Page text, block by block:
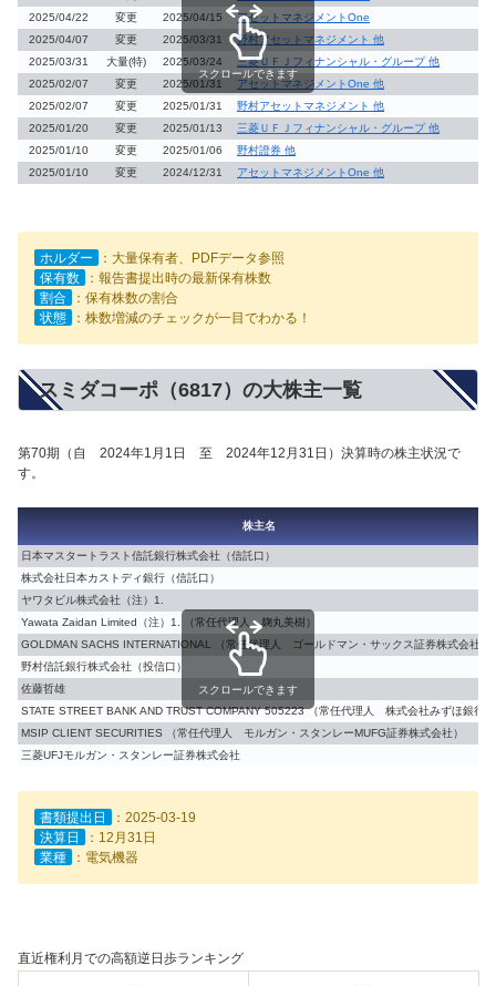
2025/04/22
変更 2025/04/15
アセットマネジメントOne
2025/04/07
変更 2025/03/31
野村アセットマネジメント 他
2025/03/31
大量(特) 2025/03/24
三菱ＵＦＪフィナンシャル・グループ 他
2025/02/07
変更 2025/01/31
アセットマネジメントOne 他
2025/02/07
変更 2025/01/31
野村アセットマネジメント 他
2025/01/20
変更 2025/01/13
三菱ＵＦＪフィナンシャル・グループ 他
2025/01/10
変更 2025/01/06
野村證券 他
2025/01/10
変更 2024/12/31 アセットマネジメントOne 他
スクロールできます
ホルダー
：大量保有者、PDFデータ参照
保有数
：報告書提出時の最新保有株数
割合
：保有株数の割合
状態
：株数増減のチェックが一目でわかる！
スミダコーポ（6817）の大株主一覧
第70期（自 2024年1月1日 至 2024年12月31日）決算時の株主状況で
す。
株主名
日本マスタートラスト信託銀行株式会社（信託口）
株式会社日本カストディ銀行（信託口）
ヤワタビル株式会社（注）1.
Yawata Zaidan Limited（注）1. （常任代理人 麹丸美樹）
GOLDMAN SACHS INTERNATIONAL （常任代理人 ゴールドマン・サックス証券株式会社）
野村信託銀行株式会社（投信口）
佐藤哲雄
STATE STREET BANK AND TRUST COMPANY 505223 （常任代理人 株式会社みずほ銀行）
MSIP CLIENT SECURITIES （常任代理人 モルガン・スタンレーMUFG証券株式会社）
三菱UFJモルガン・スタンレー証券株式会社
スクロールできます
書類提出日
：2025-03-19
決算日
：12月31日
業種
：電気機器
直近権利月での高額逆日歩ランキング